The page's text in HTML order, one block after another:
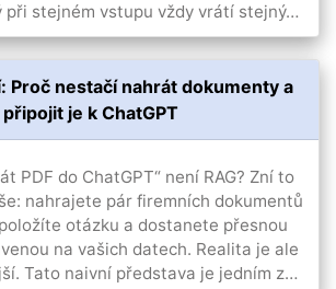
při stejném vstupu vždy vrátí stejný…
Proč nestačí nahrát dokumenty a
připojit je k ChatGPT
PDF do ChatGPT“ není RAG? Zní to
nahrajete pár firemních dokumentů
otázku a dostanete přesnou
na vašich datech. Realita je ale
Tato naivní představa je jedním z…